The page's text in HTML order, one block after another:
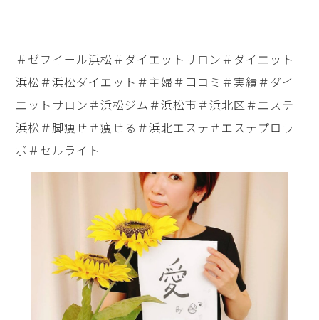
＃ゼフイール浜松＃ダイエットサロン＃ダイエット
浜松＃浜松ダイエット＃主婦＃口コミ＃実績＃ダイ
エットサロン＃浜松ジム＃浜松市＃浜北区＃エステ
浜松＃脚痩せ＃痩せる＃浜北エステ＃エステプロラ
ボ＃セルライト